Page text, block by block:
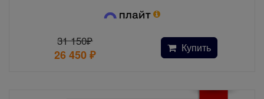
31 150₽
26 450₽ Купить